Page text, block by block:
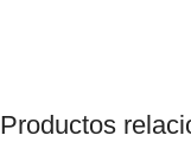
Productos